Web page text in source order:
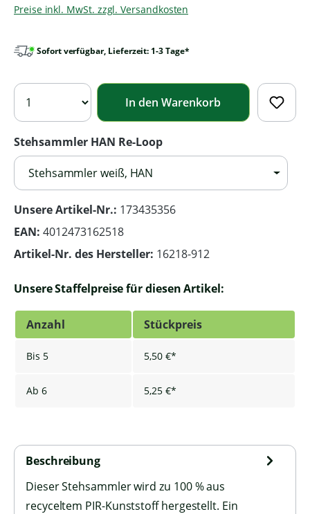
Preise inkl. MwSt. zzgl. Versandkosten
Sofort verfügbar, Lieferzeit: 1-3 Tage*
In den Warenkorb
Stehsammler HAN Re-Loop
Stehsammler weiß, HAN
Unsere Artikel-Nr.: 173435356
EAN: 4012473162518
Artikel-Nr. des Hersteller: 16218-912
Unsere Staffelpreise für diesen Artikel:
Anzahl Stückpreis
Bis 5 5,50 €*
Ab 6 5,25 €*
Beschreibung
Dieser Stehsammler wird zu 100 % aus
recyceltem PIR-Kunststoff hergestellt. Ein